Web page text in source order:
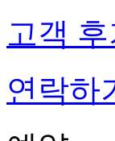
고객 후
연락하